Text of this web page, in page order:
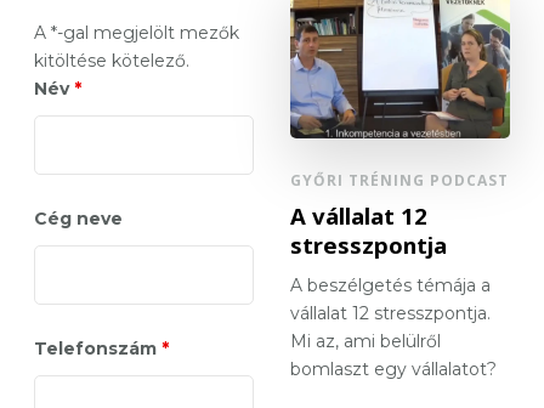
A *-gal megjelölt mezők
kitöltése kötelező.
Név *
Cég neve
Telefonszám *
GYŐRI TRÉNING PODCAST
A vállalat 12
stresszpontja
A beszélgetés témája a
vállalat 12 stresszpontja.
Mi az, ami belülről
bomlaszt egy vállalatot?